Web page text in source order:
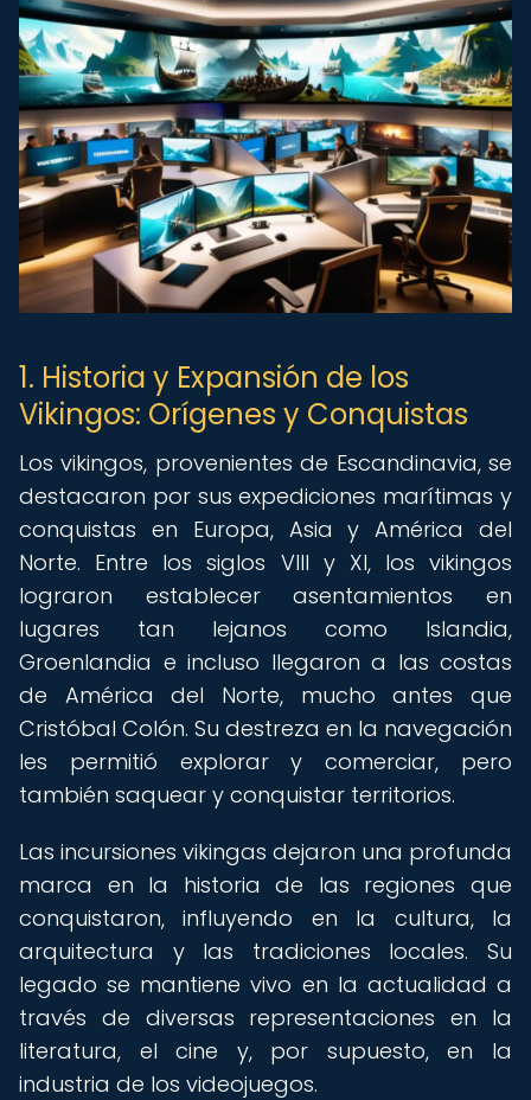
1. Historia y Expansión de los
Vikingos: Orígenes y Conquistas
Los vikingos, provenientes de Escandinavia, se
destacaron por sus expediciones marítimas y
conquistas en Europa, Asia y América del
Norte. Entre los siglos VIII y XI, los vikingos
lograron establecer asentamientos en
lugares tan lejanos como Islandia,
Groenlandia e incluso llegaron a las costas
de América del Norte, mucho antes que
Cristóbal Colón. Su destreza en la navegación
les permitió explorar y comerciar, pero
también saquear y conquistar territorios.
Las incursiones vikingas dejaron una profunda
marca en la historia de las regiones que
conquistaron, influyendo en la cultura, la
arquitectura y las tradiciones locales. Su
legado se mantiene vivo en la actualidad a
través de diversas representaciones en la
literatura, el cine y, por supuesto, en la
industria de los videojuegos.